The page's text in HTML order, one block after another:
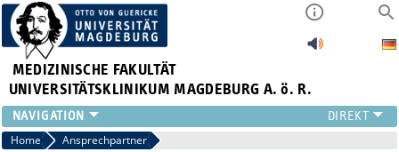
MEDIZINISCHE FAKULTÄT
UNIVERSITÄTSKLINIKUM MAGDEBURG A. ö. R.
INSTITUTE
Home Ansprechpartner